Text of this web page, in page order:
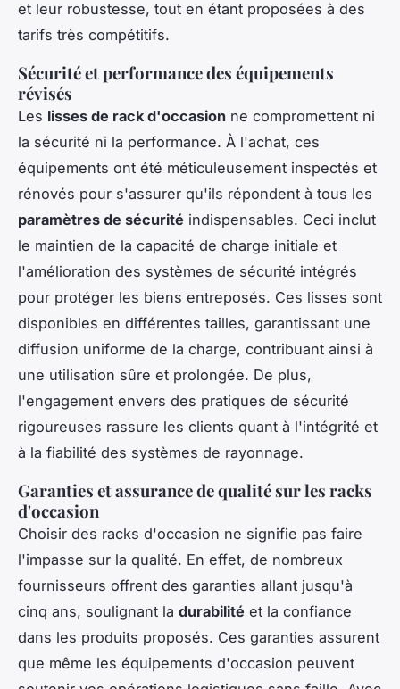
et leur robustesse, tout en étant proposées à des
tarifs très compétitifs.
Sécurité et performance des équipements
révisés
Les lisses de rack d'occasion ne compromettent ni
la sécurité ni la performance. À l'achat, ces
équipements ont été méticuleusement inspectés et
rénovés pour s'assurer qu'ils répondent à tous les
paramètres de sécurité indispensables. Ceci inclut
le maintien de la capacité de charge initiale et
l'amélioration des systèmes de sécurité intégrés
pour protéger les biens entreposés. Ces lisses sont
disponibles en différentes tailles, garantissant une
diffusion uniforme de la charge, contribuant ainsi à
une utilisation sûre et prolongée. De plus,
l'engagement envers des pratiques de sécurité
rigoureuses rassure les clients quant à l'intégrité et
à la fiabilité des systèmes de rayonnage.
Garanties et assurance de qualité sur les racks
d'occasion
Choisir des racks d'occasion ne signifie pas faire
l'impasse sur la qualité. En effet, de nombreux
fournisseurs offrent des garanties allant jusqu'à
cinq ans, soulignant la durabilité et la confiance
dans les produits proposés. Ces garanties assurent
que même les équipements d'occasion peuvent